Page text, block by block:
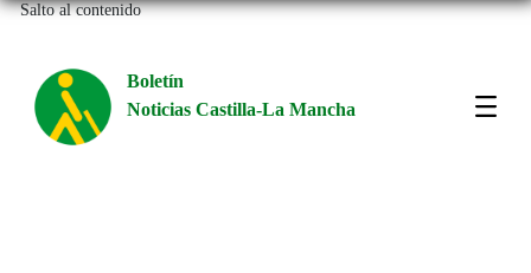
Salto al contenido
Boletín
Noticias Castilla-La Mancha